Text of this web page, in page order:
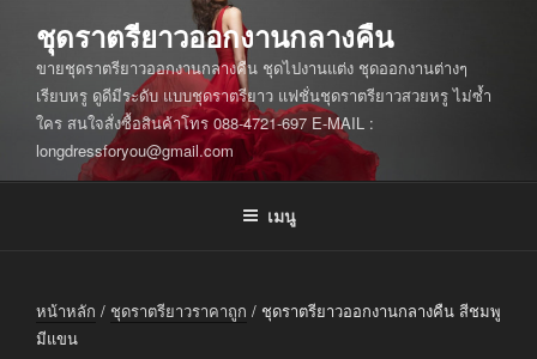
บทความ
ชุดราตรียาวออกงานกลางคืน
ขายชุดราตรียาวออกงานกลางคืน ชุดไปงานแต่ง ชุดออกงานต่างๆ
เรียบหรู ดูดีมีระดับ แบบชุดราตรียาว แฟชั่นชุดราตรียาวสวยหรู ไม่ซ้ำ
ใคร สนใจสั่งซื้อสินค้าโทร 088-4721-697 E-MAIL :
longdressforyou@gmail.com
เมนู
หน้าหลัก / ชุดราตรียาวราคาถูก / ชุดราตรียาวออกงานกลางคืน สีชมพู
มีแขน